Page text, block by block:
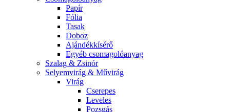
Papír
Fólia
Tasak
Doboz
Ajándékkísérő
Egyéb csomagolóanyag
Szalag & Zsinór
Selyemvirág & Művirág
Virág
Cserepes
Leveles
Pozsgás